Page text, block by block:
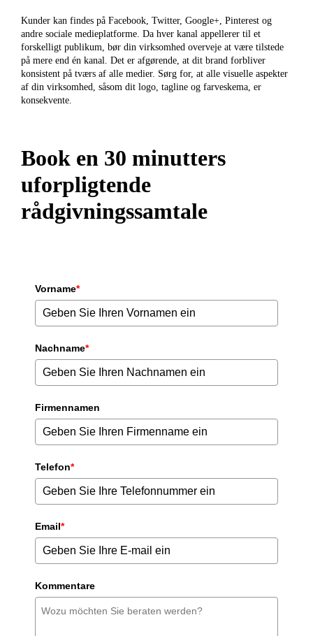
Kunder kan findes på Facebook, Twitter, Google+, Pinterest og
andre sociale medieplatforme. Da hver kanal appellerer til et
forskelligt publikum, bør din virksomhed overveje at være tilstede
på mere end én kanal. Det er afgørende, at dit brand forbliver
konsistent på tværs af alle medier. Sørg for, at alle visuelle aspekter
af din virksomhed, såsom dit logo, tagline og farveskema, er
konsekvente.
Book en 30 minutters
uforpligtende
rådgivningssamtale
Vorname*
Nachname*
Firmennamen
Telefon*
Email*
Kommentare